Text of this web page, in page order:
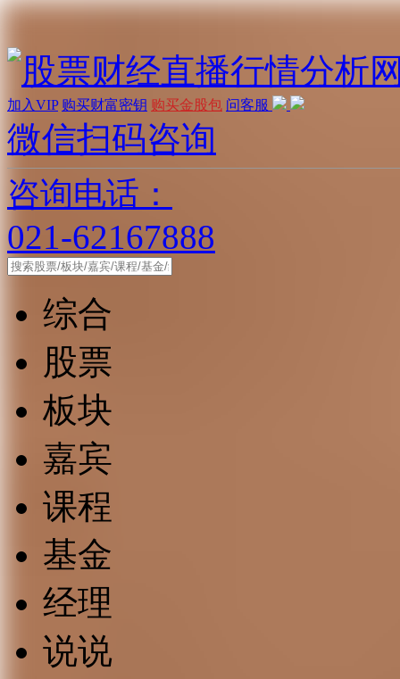
加入VIP 购买财富密钥 购买金股包 问客服
微信扫码咨询
咨询电话：
021-62167888
综合
股票
板块
嘉宾
课程
基金
经理
说说